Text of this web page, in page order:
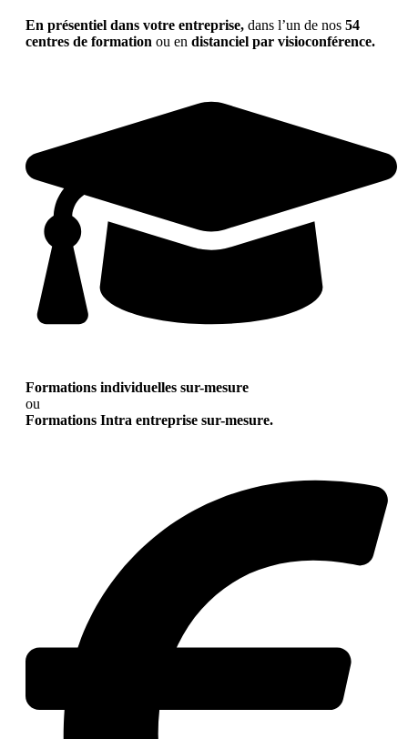
En présentiel dans votre entreprise, dans l’un de nos 54
centres de formation ou en distanciel par visioconférence.
Formations individuelles sur-mesure
ou
Formations Intra entreprise sur-mesure.